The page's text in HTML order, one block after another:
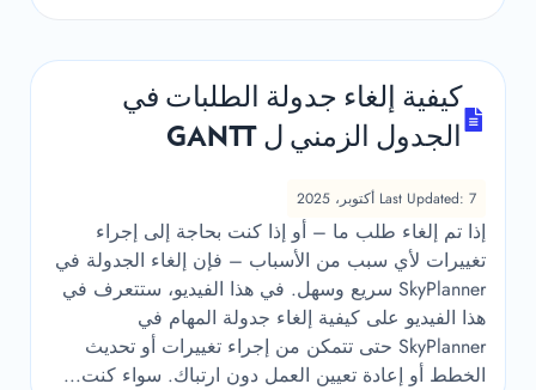
كيفية إلغاء جدولة الطلبات في
الجدول الزمني ل GANTT
Last Updated: 7 أكتوبر، 2025
إذا تم إلغاء طلب ما – أو إذا كنت بحاجة إلى إجراء
تغييرات لأي سبب من الأسباب – فإن إلغاء الجدولة في
SkyPlanner سريع وسهل. في هذا الفيديو، ستتعرف في
هذا الفيديو على كيفية إلغاء جدولة المهام في
SkyPlanner حتى تتمكن من إجراء تغييرات أو تحديث
الخطط أو إعادة تعيين العمل دون ارتباك. سواء كنت...